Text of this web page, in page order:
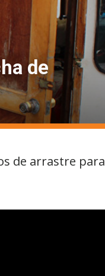
de
de arrastre para